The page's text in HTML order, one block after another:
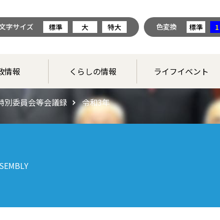
字サイズ 標準 大 特大 色変換 標準 1
情報 くらしの情報 ライフイベント
別委員会等会議録 令和3年